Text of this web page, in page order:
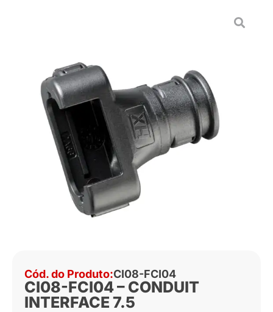
Cód. do Produto:CI08-FCI04
CI08-FCI04 – CONDUIT
INTERFACE 7.5